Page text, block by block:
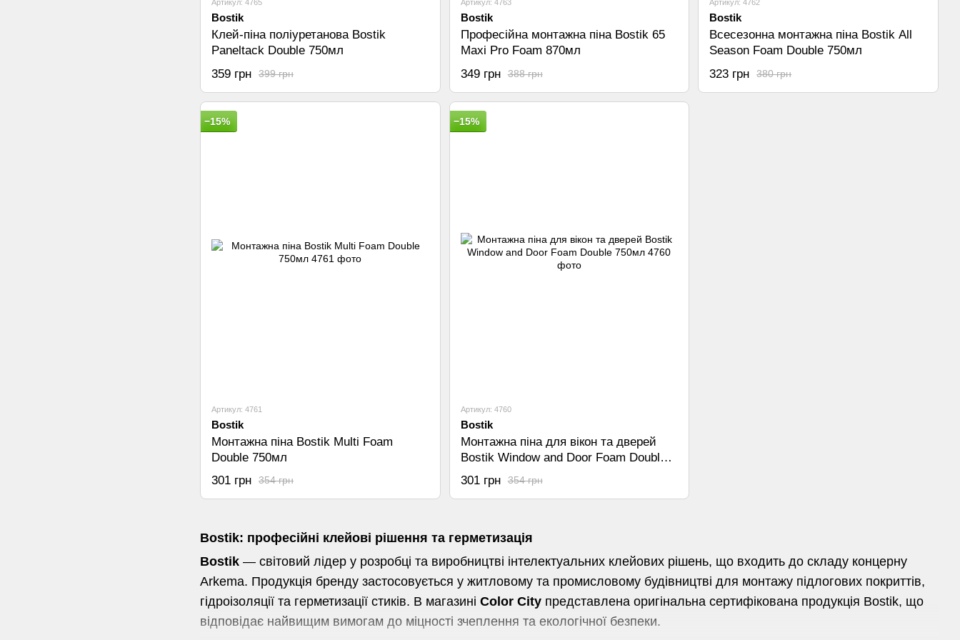
Bostik: професійні клейові рішення та герметизація
Bostik — світовий лідер у розробці та виробництві інтелектуальних клейових рішень, що входить до складу концерну
Arkema. Продукція бренду застосовується у житловому та промисловому будівництві для монтажу підлогових покриттів,
гідроізоляції та герметизації стиків. В магазині Color City представлена оригінальна сертифікована продукція Bostik, що
відповідає найвищим вимогам до міцності зчеплення та екологічної безпеки.
Артикул: 4765
Bostik
Клей-піна поліуретанова Bostik
Paneltack Double 750мл
399 грн
359 грн
Артикул: 4763
Bostik
Професійна монтажна піна Bostik 65
Maxi Pro Foam 870мл
388 грн
349 грн
Артикул: 4762
Bostik
Всесезонна монтажна піна Bostik All
Season Foam Double 750мл
380 грн
323 грн
−15%
Артикул: 4761
Bostik
Монтажна піна Bostik Multi Foam
Double 750мл
354 грн
301 грн
−15%
Артикул: 4760
Bostik
Монтажна піна для вікон та дверей
Bostik Window and Door Foam Double
750мл
354 грн
301 грн